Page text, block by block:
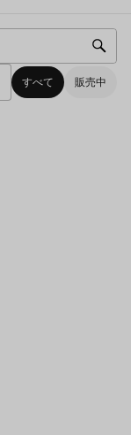
すべて 販売中